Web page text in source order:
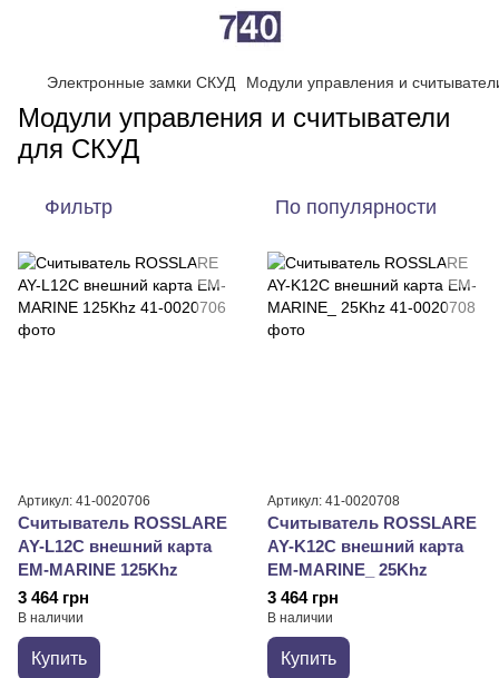
Электронные замки СКУД Модули управления и
Модули управления и считыватели
для СКУД
Фильтр По популярности
Артикул: 41-0020706
Считыватель ROSSLARE
AY-L12C внешний карта
EM-MARINE 125Khz
3 464 грн
В наличии
Купить
Артикул: 41-0020708
Считыватель ROSSLARE
AY-K12C внешний карта
EM-MARINE_ 25Khz
3 464 грн
В наличии
Купить